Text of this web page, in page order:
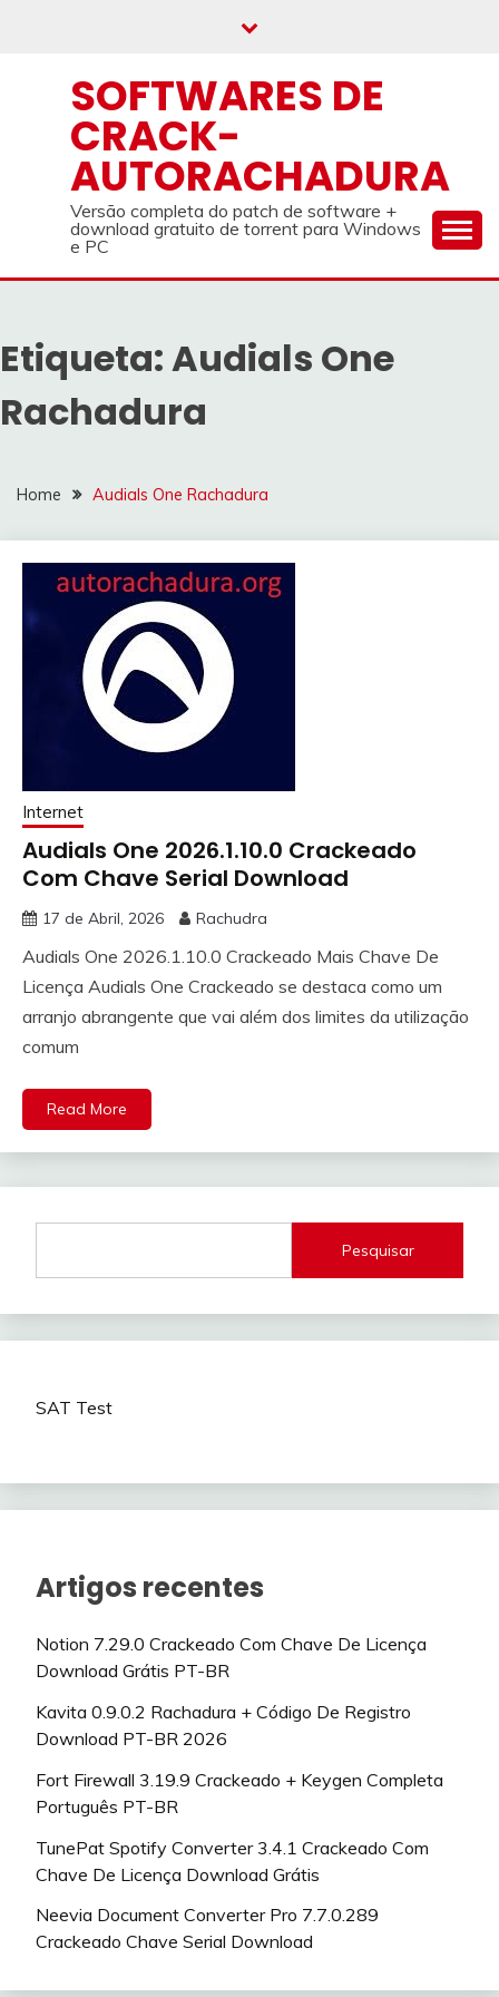
SOFTWARES DE
CRACK-
AUTORACHADURA
Versão completa do patch de software +
download gratuito de torrent para Windows
e PC
Etiqueta:Audials One
Rachadura
Home Audials One Rachadura
Internet
Audials One 2026.1.10.0 Crackeado
Com Chave Serial Download
17 de Abril, 2026 Rachudra
Audials One 2026.1.10.0 Crackeado Mais Chave De
Licença Audials One Crackeado se destaca como um
arranjo abrangente que vai além dos limites da utilização
comum
Read More
Pesquisar
SAT Test
Artigos recentes
Notion 7.29.0 Crackeado Com Chave De Licença
Download Grátis PT-BR
Kavita 0.9.0.2 Rachadura + Código De Registro
Download PT-BR 2026
Fort Firewall 3.19.9 Crackeado + Keygen Completa
Português PT-BR
TunePat Spotify Converter 3.4.1 Crackeado Com
Chave De Licença Download Grátis
Neevia Document Converter Pro 7.7.0.289
Crackeado Chave Serial Download